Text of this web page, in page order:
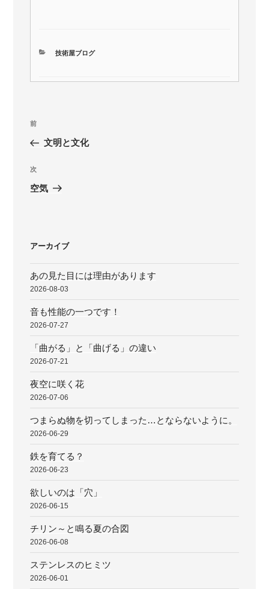
カ
技術屋ブログ
投
ナ
ビ
ゲ
ン
前
の
稿
前
文明と文化
次
の
次
空気
アーカイブ
あの見た目には理由があります
2026-08-03
音も性能の一つです！
2026-07-27
「曲がる」と「曲げる」の違い
2026-07-21
夜空に咲く花
2026-07-06
つまらぬ物を切ってしまった…とならないように。
2026-06-29
鉄を育てる？
2026-06-23
欲しいのは「穴」
2026-06-15
チリン～と鳴る夏の合図
2026-06-08
ステンレスのヒミツ
2026-06-01